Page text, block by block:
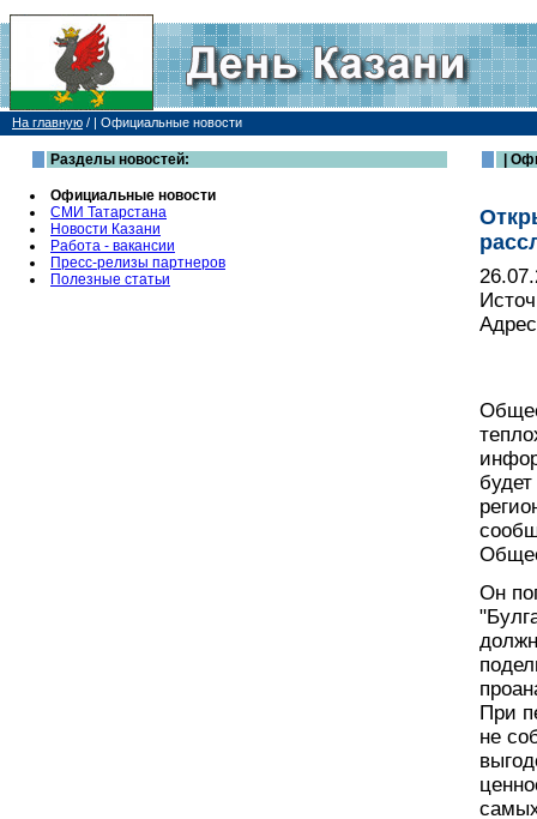
На главную / | Официальные новости
Разделы новостей:
Официальные новости
СМИ Татарстана
Новости Казани
Работа - вакансии
Пресс-релизы партнеров
Полезные статьи
|
Он
При
не